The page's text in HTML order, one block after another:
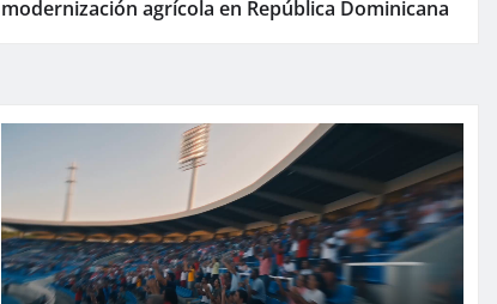
modernización agrícola en República Dominicana